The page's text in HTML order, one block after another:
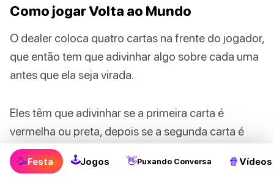
Como jogar Volta ao Mundo
O dealer coloca quatro cartas na frente do jogador,
que então tem que adivinhar algo sobre cada uma
antes que ela seja virada.
Eles têm que adivinhar se a primeira carta é
vermelha ou preta, depois se a segunda carta é
maior ou menor que a primeira, depois se a terceira
carta está entre as duas primeiras cartas ou não, e
🥳Festa 🕹Jogos 👋Puxando Conversa 🍿 Vídeos